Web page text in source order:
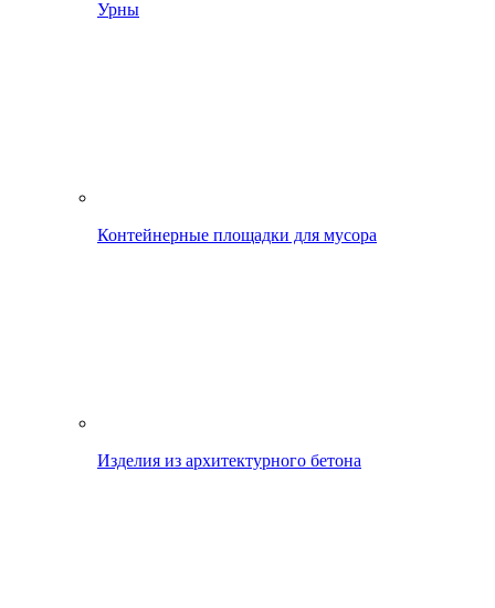
Урны
Контейнерные площадки для мусора
Изделия из архитектурного бетона